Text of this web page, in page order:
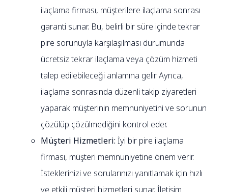
ilaçlama firması, müşterilere ilaçlama sonrası
garanti sunar. Bu, belirli bir süre içinde tekrar
pire sorunuyla karşılaşılması durumunda
ücretsiz tekrar ilaçlama veya çözüm hizmeti
talep edilebileceği anlamına gelir. Ayrıca,
ilaçlama sonrasında düzenli takip ziyaretleri
yaparak müşterinin memnuniyetini ve sorunun
çözülüp çözülmediğini kontrol eder.
Müşteri Hizmetleri: İyi bir pire ilaçlama
firması, müşteri memnuniyetine önem verir.
İsteklerinizi ve sorularınızı yanıtlamak için hızlı
ve etkili müşteri hizmetleri sunar. İletişim